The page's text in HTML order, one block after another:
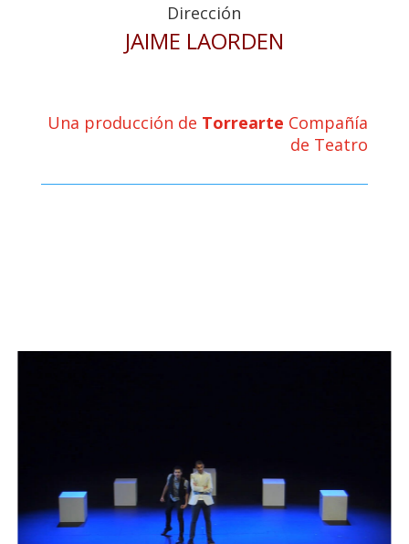
Dirección
JAIME LAORDEN
Una producción de Torrearte Compañía
de Teatro